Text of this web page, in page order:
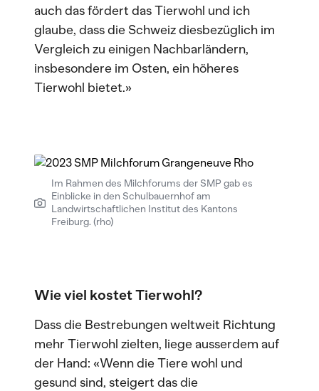
auch das fördert das Tierwohl und ich
glaube, dass die Schweiz diesbezüglich im
Vergleich zu einigen Nachbarländern,
insbesondere im Osten, ein höheres
Tierwohl bietet.»
Im Rahmen des Milchforums der SMP gab es
Einblicke in den Schulbauernhof am
Landwirtschaftlichen Institut des Kantons
Freiburg. (rho)
Wie viel kostet Tierwohl?
Dass die Bestrebungen weltweit Richtung
mehr Tierwohl zielten, liege ausserdem auf
der Hand: «Wenn die Tiere wohl und
gesund sind, steigert das die